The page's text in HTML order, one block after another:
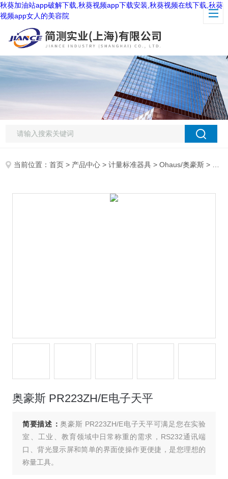
秋葵加油站app破解下载,秋葵视频app下载安装,秋葵视频在线下载,秋葵
视频app女人的美容院
当前位置：首页 > 产品中心 >计量标准器具 >Ohaus/奥豪斯 > 奥豪斯 PR223ZH/E电子天平
奥豪斯 PR223ZH/E电子天平
简要描述：奥豪斯 PR223ZH/E电子天平可满足您在实验
室、工业、教育领域中日常称重的需求，RS232通讯端
口、背光显示屏和简单的界面使操作更便捷，是您理想的
称量工具。